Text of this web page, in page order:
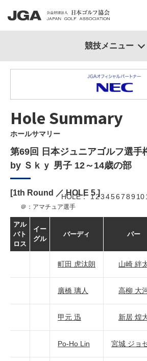
Hole Summary
ホールサマリー
第69回 日本ジュニアゴルフ選手
by Ｓｋｙ 男子 12～14歳の部
[1th Round ／ HOLE 5]
HOLE 123456789 10
＠：アマチュア選手
アル
バト
ロス
イー
グル
バーディ パー
町田 虎汰朗 山崎 絆
廣橋 璃人 高柳 大
甲元 迅 新居 煌
Po-Ho Lin 宮城 ジョ
競技メニュー